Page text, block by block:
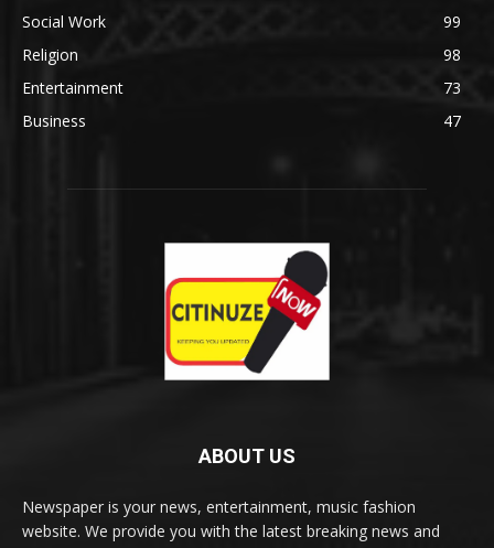
Social Work
99
Religion
98
Entertainment
73
Business
47
ABOUT US
Newspaper is your news, entertainment, music fashion
website. We provide you with the latest breaking news and